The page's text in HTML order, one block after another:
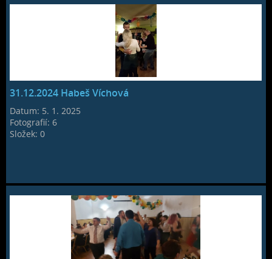
31.12.2024 Habeš Víchová
Datum: 5. 1. 2025
Fotografií:6
Složek:0